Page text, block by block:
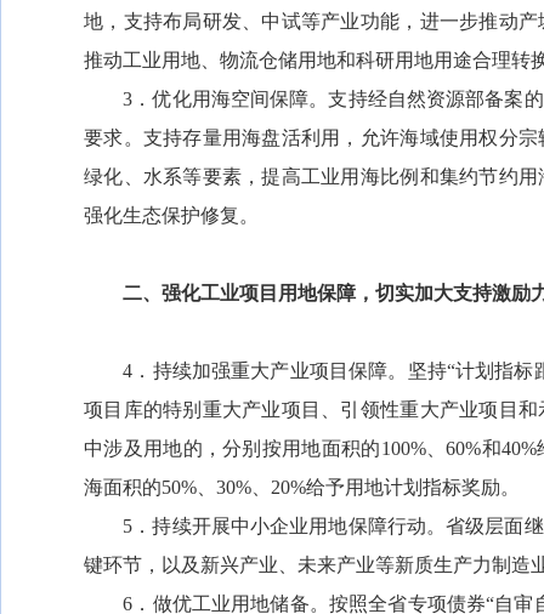
地，支持布局研发、中试等产业功能，进一步推动
推动工业用地、物流仓储用地和科研用地用途合理转
3．优化用海空间保障。支持经自然资源部备案的
要求。支持存量用海盘活利用，允许海域使用权分
绿化、水系等要素，提高工业用海比例和集约节约
强化生态保护修复。
二、强化工业项目用地保障，切实加大支持激励
4．持续加强重大产业项目保障。坚持“计划指标
项目库的特别重大产业项目、引领性重大产业项目
中涉及用地的，分别按用地面积的100%、60%和
海面积的50%、30%、20%给予用地计划指标奖励。
5．持续开展中小企业用地保障行动。省级层面继
键环节，以及新兴产业、未来产业等新质生产力制造
6．做优工业用地储备。按照全省专项债券“自审